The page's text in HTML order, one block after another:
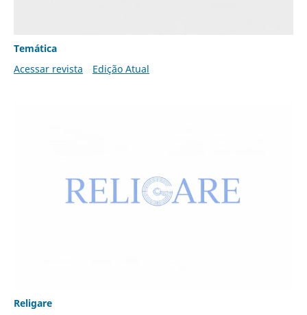
Temática
Acessar revista
Edição Atual
Religare